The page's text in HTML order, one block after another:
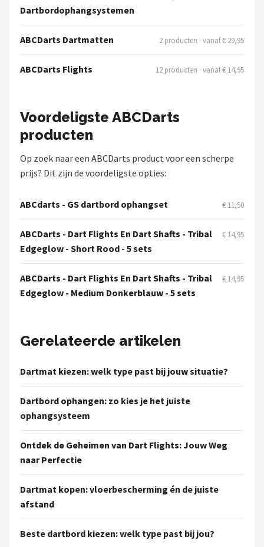
Mission
Harrows
KOTO
Red Dragon
Alle merken →
Dartbordophangsystemen
ABCDarts Dartmatten 2 producten · vanaf € 29,95
ABCDarts Flights 12 producten · vanaf € 14,95
Voordeligste ABCDarts
producten
Op zoek naar een ABCDarts product voor een scherpe
prijs? Dit zijn de voordeligste opties:
ABCdarts - GS dartbord ophangset € 11,50
ABCDarts - Dart Flights En Dart Shafts - Tribal
Edgeglow - Short Rood - 5 sets
€ 14,95
ABCDarts - Dart Flights En Dart Shafts - Tribal
Edgeglow - Medium Donkerblauw - 5 sets
€ 14,95
Gerelateerde artikelen
Dartmat kiezen: welk type past bij jouw situatie?
Dartbord ophangen: zo kies je het juiste
ophangsysteem
Ontdek de Geheimen van Dart Flights: Jouw Weg
naar Perfectie
Dartmat kopen: vloerbescherming én de juiste
afstand
Beste dartbord kiezen: welk type past bij jou?